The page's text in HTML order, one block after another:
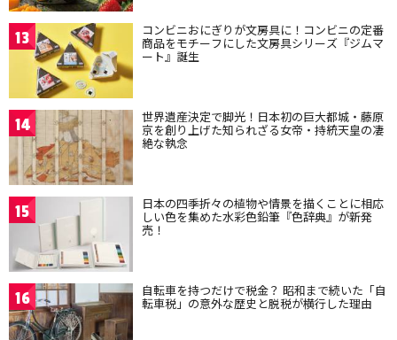
13 コンビニおにぎりが文房具に！コンビニの定番
商品をモチーフにした文房具シリーズ『ジムマ
ート』誕生
14 世界遺産決定で脚光！日本初の巨大都城・藤原
京を創り上げた知られざる女帝・持統天皇の凄
絶な執念
15 日本の四季折々の植物や情景を描くことに相応
しい色を集めた水彩色鉛筆『色辞典』が新発
売！
16 自転車を持つだけで税金？ 昭和まで続いた「自
転車税」の意外な歴史と脱税が横行した理由